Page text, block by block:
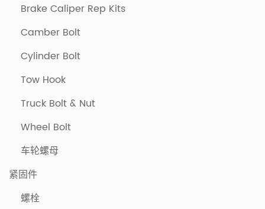
Brake Caliper Rep Kits
Camber Bolt
Cylinder Bolt
Tow Hook
Truck Bolt & Nut
Wheel Bolt
车轮螺母
紧固件
螺栓